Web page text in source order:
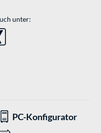
unter:
PC-Konfigurator